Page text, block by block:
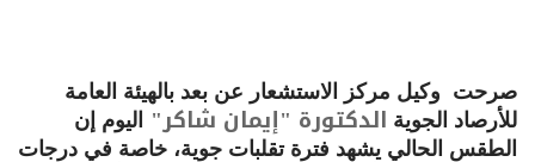
صرحت وكيل مركز الاستشعار عن بعد بالهيئة العامة
للأرصاد الجوية الدكتورة "إيمان شاكر"
اليوم إن
الطقس الحالي يشهد فترة تقلبات جوية، خاصة في درجات